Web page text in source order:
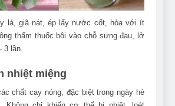
lá, giã nát, ép lấy nước cốt, hòa với ít
thấm thuốc bôi vào chỗ sưng đau, lở
3 lần.
nhiệt miệng
chất cay nóng, đặc biệt trong ngày hè